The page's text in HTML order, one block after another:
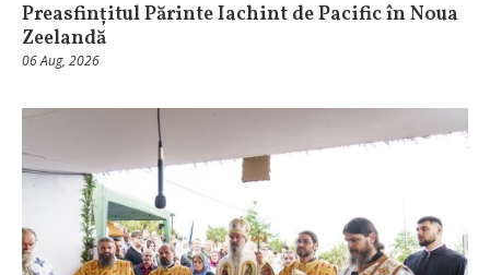
Preasfințitul Părinte Iachint de Pacific în Noua
Zeelandă
06 Aug, 2026